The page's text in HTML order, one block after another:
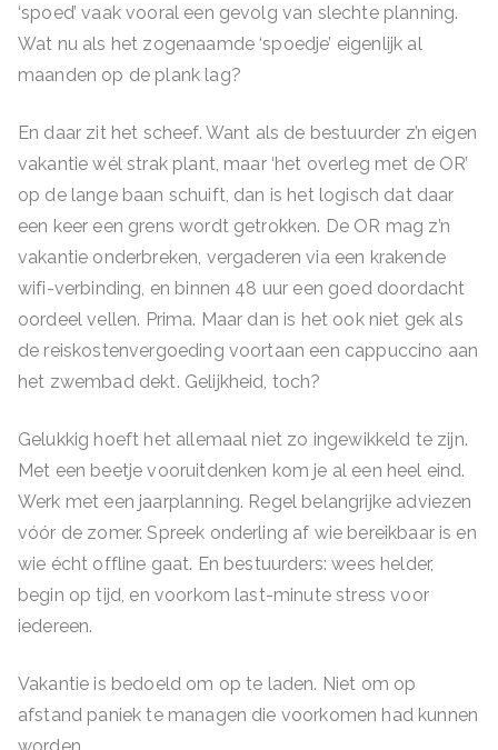
‘spoed’ vaak vooral een gevolg van slechte planning.
Wat nu als het zogenaamde ‘spoedje’ eigenlijk al
maanden op de plank lag?
En daar zit het scheef. Want als de bestuurder z’n eigen
vakantie wél strak plant, maar ‘het overleg met de OR’
op de lange baan schuift, dan is het logisch dat daar
een keer een grens wordt getrokken. De OR mag z’n
vakantie onderbreken, vergaderen via een krakende
wifi-verbinding, en binnen 48 uur een goed doordacht
oordeel vellen. Prima. Maar dan is het ook niet gek als
de reiskostenvergoeding voortaan een cappuccino aan
het zwembad dekt. Gelijkheid, toch?
Gelukkig hoeft het allemaal niet zo ingewikkeld te zijn.
Met een beetje vooruitdenken kom je al een heel eind.
Werk met een jaarplanning. Regel belangrijke adviezen
vóór de zomer. Spreek onderling af wie bereikbaar is en
wie écht offline gaat. En bestuurders: wees helder,
begin op tijd, en voorkom last-minute stress voor
iedereen.
Vakantie is bedoeld om op te laden. Niet om op
afstand paniek te managen die voorkomen had kunnen